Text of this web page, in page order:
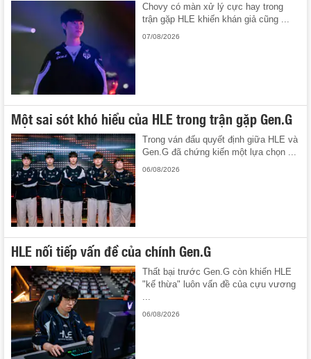
Chovy có màn xử lý cực hay trong
trận gặp HLE khiến khán giả cũng ...
07/08/2026
Một sai sót khó hiểu của HLE trong trận gặp Gen.G
Trong ván đấu quyết định giữa HLE và
Gen.G đã chứng kiến một lựa chọn ...
06/08/2026
HLE nối tiếp vấn đề của chính Gen.G
Thất bại trước Gen.G còn khiến HLE
"kế thừa" luôn vấn đề của cựu vương
06/08/2026